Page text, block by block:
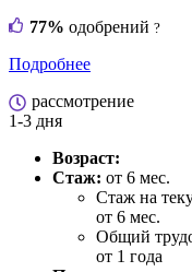
77% одобрений ?
Подробнее
рассмотрение
1-3 дня
Возраст:
Стаж: от 6 мес.
Стаж на
от 6 мес.
Общий
от 1 года